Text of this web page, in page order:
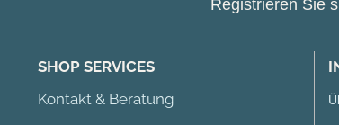
Registrieren Sie
SHOP SERVICES
Kontakt & Beratung